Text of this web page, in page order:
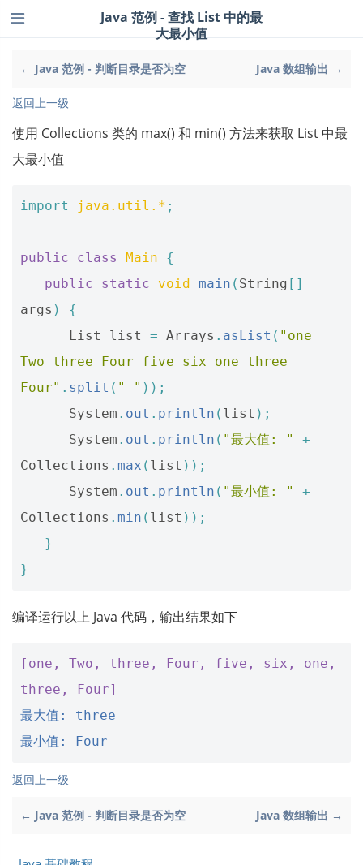
← Java 范例 - 判断目录是否为空 Java 数组输出 →
Java 范例 - 查找 List 中的最
大最小值
返回上一级
使用 Collections 类的 max() 和 min() 方法来获取 List 中最
大最小值
import java.util.* ;
public class Main
{
public
static void main ( String []
args )
{
List
list = Arrays . asList ( "one
Two three Four five six one three
Four" . split ( " " ));
System . out . println ( list );
System . out . println ( "最大值: "
+
Collections . max ( list ));
System . out . println ( "最小值: "
+
Collections . min ( list ));
}
}
编译运行以上 Java 代码，输出结果如下
[one, Two, three, Four, five, six, one,
three, Four]
最大值: three
最小值: Four
返回上一级
← Java 范例 - 判断目录是否为空 Java 数组输出 →